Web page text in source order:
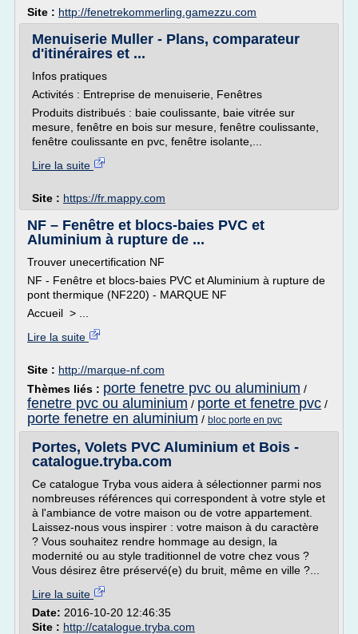
Site : http://fenetrekommerling.gamezzu.com
Menuiserie Muller - Plans, comparateur
d'itinéraires et ...
Infos pratiques
Activités : Entreprise de menuiserie, Fenêtres
Produits distribués : baie coulissante, baie vitrée sur
mesure, fenêtre en bois sur mesure, fenêtre coulissante,
fenêtre coulissante en pvc, fenêtre isolante,...
Lire la suite
Site : https://fr.mappy.com
NF – Fenêtre et blocs-baies PVC et
Aluminium à rupture de ...
Trouver unecertification NF
NF - Fenêtre et blocs-baies PVC et Aluminium à rupture de
pont thermique (NF220) - MARQUE NF
Accueil > ...
Lire la suite
Site : http://marque-nf.com
Thèmes liés : porte fenetre pvc ou aluminium /
fenetre pvc ou aluminium / porte et fenetre pvc /
porte fenetre en aluminium / bloc porte en pvc
Portes, Volets PVC Aluminium et Bois -
catalogue.tryba.com
Ce catalogue Tryba vous aidera à sélectionner parmi nos
nombreuses références qui correspondent à votre style et
à l'ambiance de votre maison ou de votre appartement.
Laissez-nous vous inspirer : votre maison à du caractère
? Vous souhaitez rendre hommage au design, la
modernité ou au style traditionnel de votre chez vous ?
Vous désirez être préservé(e) du bruit, même en ville ?...
Lire la suite
Date: 2016-10-20 12:46:35
Site : http://catalogue.tryba.com